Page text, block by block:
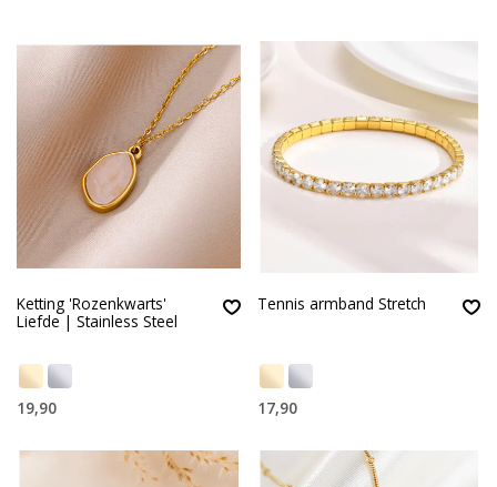
Ketting 'Rozenkwarts'
Liefde | Stainless Steel
19,90
Tennis armband Stretch
17,90